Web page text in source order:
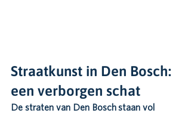
Straatkunst in Den Bosch:
een verborgen schat
De straten van Den Bosch staan vol